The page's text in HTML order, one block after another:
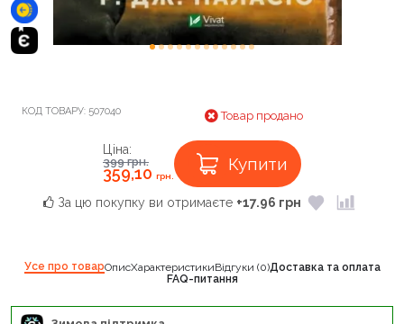
КОД ТОВАРУ: 507040 Товар продано
Ціна:
399грн.
359,10 грн.
Купити
За цю покупку ви отримаєте +17.96 грн
Усе про товарОписХарактеристикиВідгуки (0)Доставка та оплата
FAQ-питання